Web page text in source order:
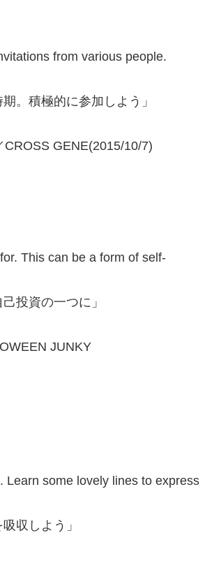
from various people.
。積極的に参加しよう」
GENE(2015/10/7)
This can be a form of self-
投資の一つに」
JUNKY
Learn some lovely lines to express
収しよう」